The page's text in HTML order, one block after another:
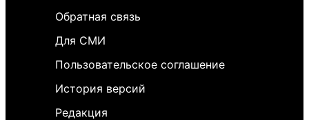
Обратная связь
Для СМИ
Пользовательское соглашение
История версий
Редакция